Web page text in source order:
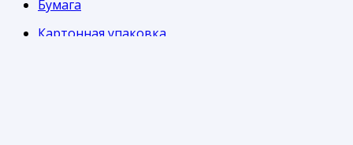
Бумага
Картонная упаковка